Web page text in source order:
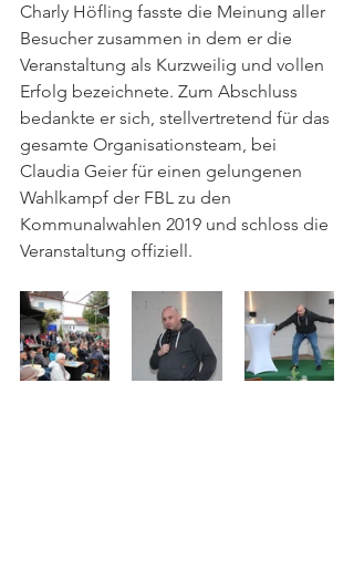
Charly Höfling fasste die Meinung aller
Besucher zusammen in dem er die
Veranstaltung als Kurzweilig und vollen
Erfolg bezeichnete. Zum Abschluss
bedankte er sich, stellvertretend für das
gesamte Organisationsteam, bei
Claudia Geier für einen gelungenen
Wahlkampf der FBL zu den
Kommunalwahlen 2019 und schloss die
Veranstaltung offiziell.